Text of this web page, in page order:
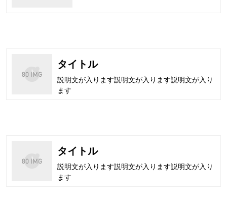
タイトル
説明文が入ります説明文が入ります説明文が入り
ます
タイトル
説明文が入ります説明文が入ります説明文が入り
ます